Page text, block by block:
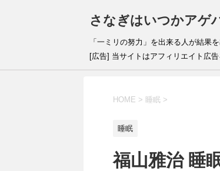
さなぎはいつかアゲ
「一ミリの努力
[広告] 当サイトはアフィリエイト広告
HOME > 睡眠 >
睡眠
福山雅治 睡